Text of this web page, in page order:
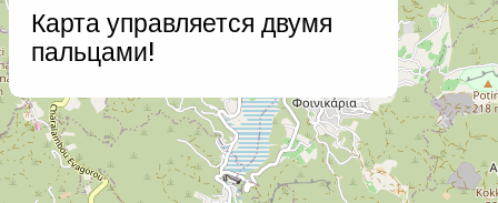
Карта управляется двумя
пальцами!
−